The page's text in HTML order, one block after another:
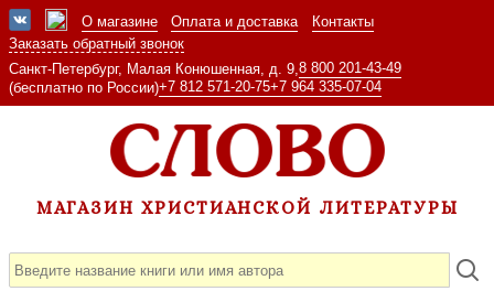
О магазине Оплата и доставка
Контакты
Заказать обратный звонок
Санкт-Петербург, Малая Конюшенная, д. 9, 8 800 201-43-49
(бесплатно по России)+7 812 571-20-75+7 964 335-07-04
МАГАЗИН ХРИСТИАНСКОЙ ЛИТЕРАТУРЫ